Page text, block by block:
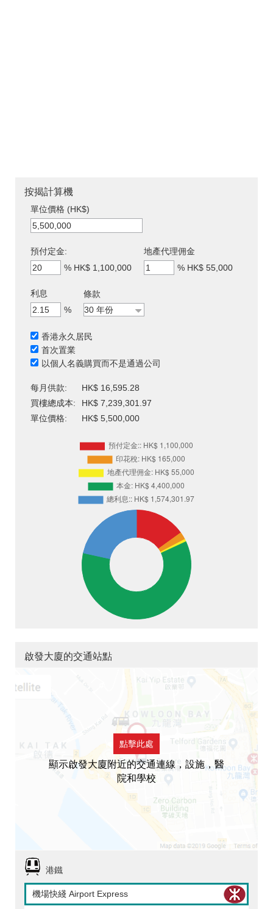
按揭計算機
單位價格 (HK$)
預付定金:
% HK$ 1,100,000
地產代理佣金
% HK$ 55,000
利息
%
條款
香港永久居民
首次置業
以個人名義購買而不是通過公司
每月供款:
HK$ 16,595.28
買樓總成本:
HK$ 7,239,301.97
單位價格:
HK$ 5,500,000
啟發大廈的交通站點
點擊此處
顯示啟發大廈附近的交通連線，設施，醫
院和學校
港鐵
機場快綫 Airport Express